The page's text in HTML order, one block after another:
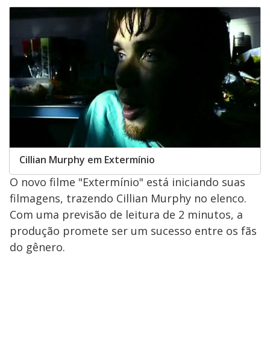
Cillian Murphy em Extermínio
O novo filme "Extermínio" está iniciando suas
filmagens, trazendo Cillian Murphy no elenco.
Com uma previsão de leitura de 2 minutos, a
produção promete ser um sucesso entre os fãs
do gênero.